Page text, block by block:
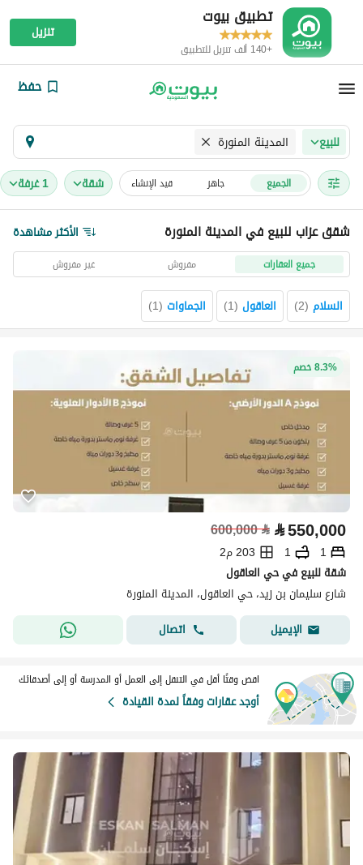
تطبيق بيوت
+140 ألف تنزيل للتطبيق
تنزيل
حفظ
للبيع المدينة المنورة
الجميع جاهز قيد الإنشاء شقة 1 غرفة
شقق عزاب للبيع في المدينة المنورة الأكثر مشاهدة
جميع العقارات مفروش غير مفروش
السلام (
2
) العاقول (
1
) الجماوات (
1
)
8.3% خصم
⃁550,000
⃁
600,000
1
1
203 م2
شقة للبيع في حي العاقول
شارع سليمان بن زيد، حي العاقول، المدينة المنورة
الإيميل
اتصال
اقض وقتًا أقل في التنقل إلى العمل أو المدرسة أو إلى أصدقائك
أوجد عقارات وفقاً لمدة القيادة